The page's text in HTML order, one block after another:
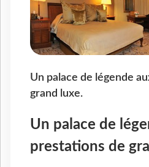
Un palace de légende
grand luxe.
Un palace de
prestations de